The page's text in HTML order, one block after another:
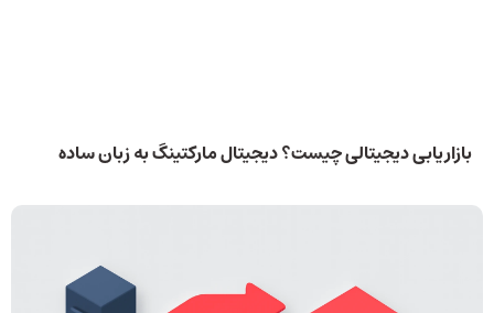
بازاریابی دیجیتالی چیست؟ دیجیتال مارکتینگ به زبان ساده